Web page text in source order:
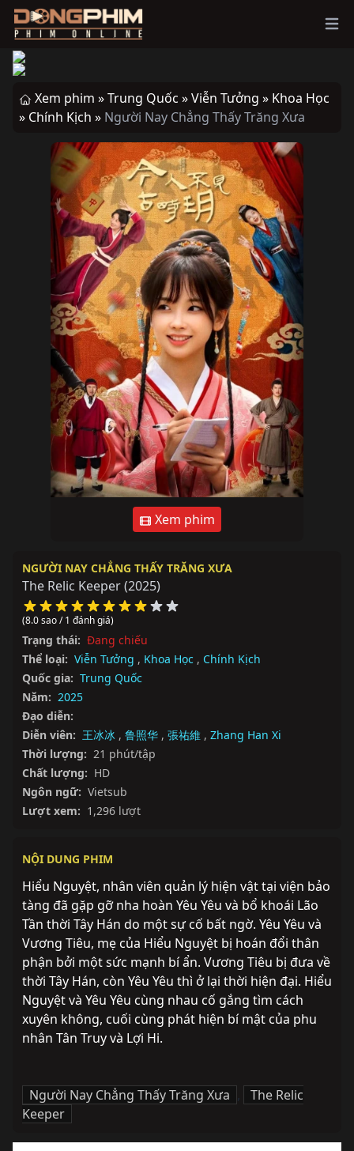
Xem phim »Trung Quốc »Viễn Tưởng » Khoa Học
» Chính Kịch » Người Nay Chẳng Thấy Trăng Xưa
Xem phim
NGƯỜI NAY CHẲNG THẤY TRĂNG XƯA
The Relic Keeper(2025)
(8.0 sao / 1 đánh giá)
Trạng thái: Đang chiếu
Thể loại: Viễn Tưởng , Khoa Học , Chính Kịch
Quốc gia: Trung Quốc
Năm: 2025
Đạo diễn:
Diễn viên: 王冰冰 , 鲁照华 , 張祐維 , Zhang Han Xi
Thời lượng: 21 phút/tập
Chất lượng: HD
Ngôn ngữ: Vietsub
Lượt xem: 1,296 lượt
NỘI DUNG PHIM
Hiểu Nguyệt, nhân viên quản lý hiện vật tại viện bảo
tàng đã gặp gỡ nha hoàn Yêu Yêu và bổ khoái Lão
Tần thời Tây Hán do một sự cố bất ngờ. Yêu Yêu và
Vương Tiêu, mẹ của Hiểu Nguyệt bị hoán đổi thân
phận bởi một sức mạnh bí ẩn. Vương Tiêu bị đưa về
thời Tây Hán, còn Yêu Yêu thì ở lại thời hiện đại. Hiểu
Nguyệt và Yêu Yêu cùng nhau cố gắng tìm cách
xuyên không, cuối cùng phát hiện bí mật của phu
nhân Tân Truy và Lợi Hi.
Người Nay Chẳng Thấy Trăng Xưa ,
The Relic
Keeper